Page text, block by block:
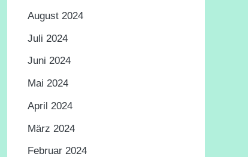
August 2024
Juli 2024
Juni 2024
Mai 2024
April 2024
März 2024
Februar 2024